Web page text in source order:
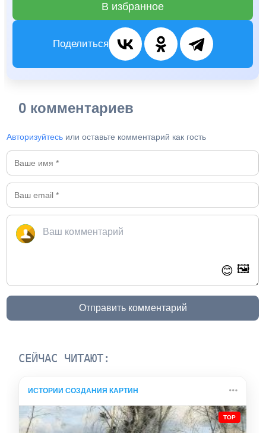
В избранное
Поделиться
0 комментариев
Авторизуйтесь или оставьте комментарий как гость
😊 🖼️
Отправить комментарий
СЕЙЧАС ЧИТАЮТ:
ИСТОРИИ СОЗДАНИЯ КАРТИН
TOP